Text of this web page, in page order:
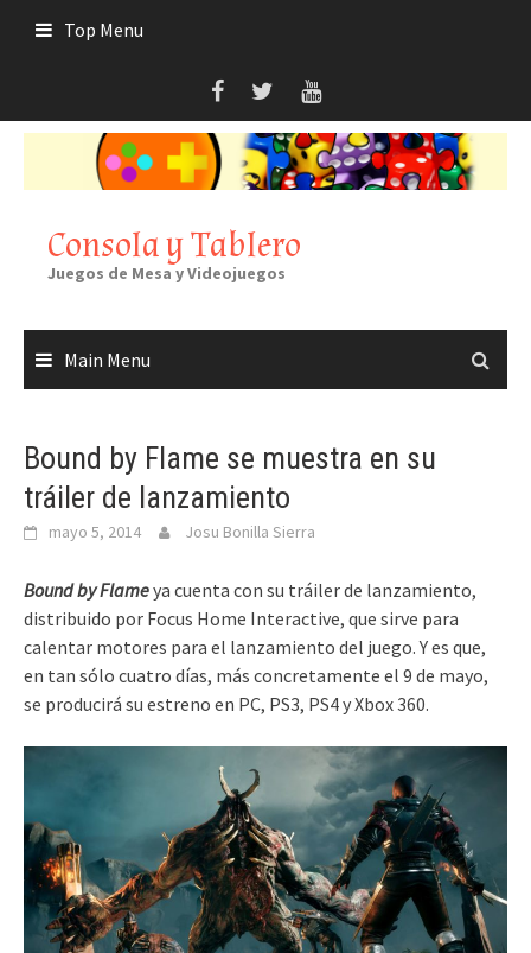
Top Menu
Consola y Tablero
Juegos de Mesa y Videojuegos
Main Menu
Bound by Flame se muestra en su
tráiler de lanzamiento
mayo 5, 2014 Josu Bonilla Sierra
Bound by Flameya cuenta con su tráiler de lanzamiento,
distribuido por Focus Home Interactive, que sirve para
calentar motores para el lanzamiento del juego. Y es que,
en tan sólo cuatro días, más concretamente el 9 de mayo,
se producirá su estreno en PC, PS3, PS4 y Xbox 360.